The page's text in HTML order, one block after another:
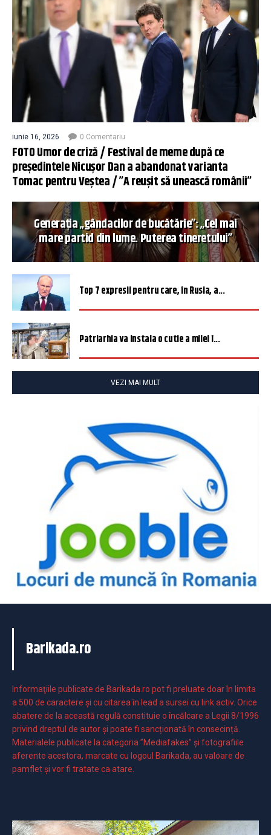
iunie 16, 2026 0 Comentariu
FOTO Umor de criză / Festival de meme după ce
președintele Nicușor Dan a abandonat varianta
Tomac pentru Veștea / ”A reușit să unească românii”
Generația „gândacilor de bucătărie”: „Cel mai
mare partid din lume. Puterea tineretului”
Top 7 expresii pentru care, în Rusia, a...
Patriarhia va instala o cutie a milei î...
VEZI MAI MULT
Barikada.ro
Informaţiile publicate de Barikada.ro pot fi preluate doar în limita
a 500 de caractere şi cu citarea în lead a sursei cu link activ. Orice
abatere de la această regulă constituie o încălcare a Legii 8/1996
privind dreptul de autor și poate fi sancționată în consecință.
Materialele publicate la categoria ”Mediafakes” și fotografiile
aferente acestora, marcate cu logoul Barikada, au valoare de
pamflet și vor fi tratate ca atare.